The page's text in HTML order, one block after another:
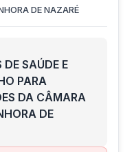
DE NAZARÉ
DE SAÚDE E
PARA
DA CÂMARA
DE